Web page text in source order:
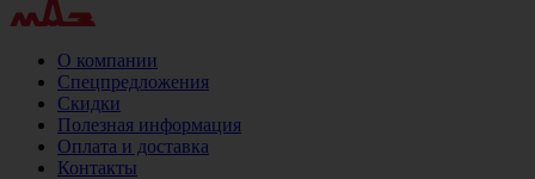
О компании
Спецпредложения
Скидки
Полезная информация
Оплата и доставка
Контакты